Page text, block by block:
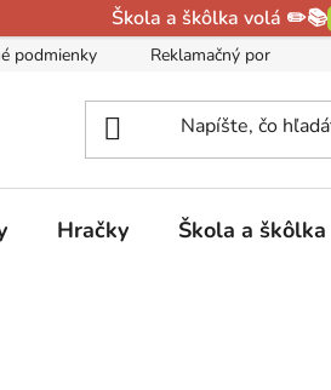
Škola a škôlka volá ✏️📚
podmienky Reklamačný poriadok
Hračky Škola a škôlka